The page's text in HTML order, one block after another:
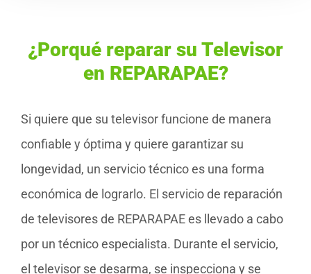
¿Porqué reparar su Televisor
en REPARAPAE?
Si quiere que su televisor funcione de manera
confiable y óptima y quiere garantizar su
longevidad, un servicio técnico es una forma
económica de lograrlo. El servicio de reparación
de televisores de REPARAPAE es llevado a cabo
por un técnico especialista. Durante el servicio,
el televisor se desarma, se inspecciona y se